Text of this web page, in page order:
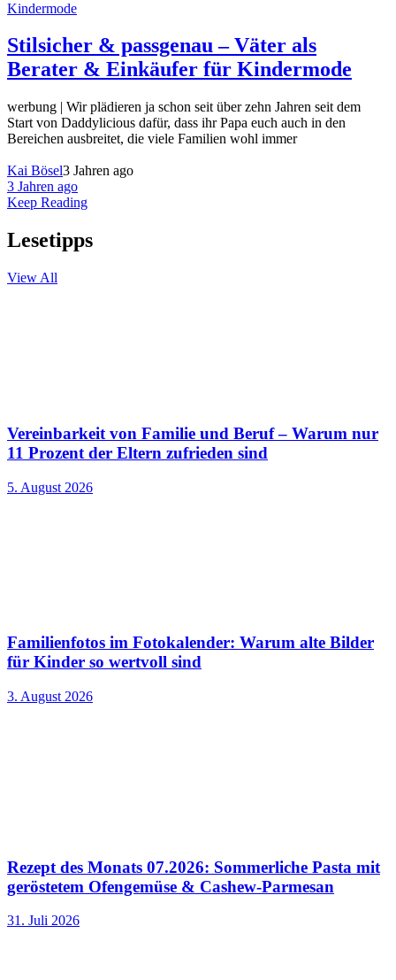
Kindermode
Stilsicher & passgenau – Väter als
Berater & Einkäufer für Kindermode
werbung | Wir plädieren ja schon seit über zehn Jahren seit dem
Start von Daddylicious dafür, dass ihr Papa euch auch in den
Bereichen ausbreitet, die viele Familien wohl immer
Kai Bösel3 Jahren ago
3 Jahren ago
Keep Reading
Lesetipps
View All
Vereinbarkeit von Familie und Beruf – Warum nur
11 Prozent der Eltern zufrieden sind
5. August 2026
Familienfotos im Fotokalender: Warum alte Bilder
für Kinder so wertvoll sind
3. August 2026
Rezept des Monats 07.2026: Sommerliche Pasta mit
geröstetem Ofengemüse & Cashew-Parmesan
31. Juli 2026